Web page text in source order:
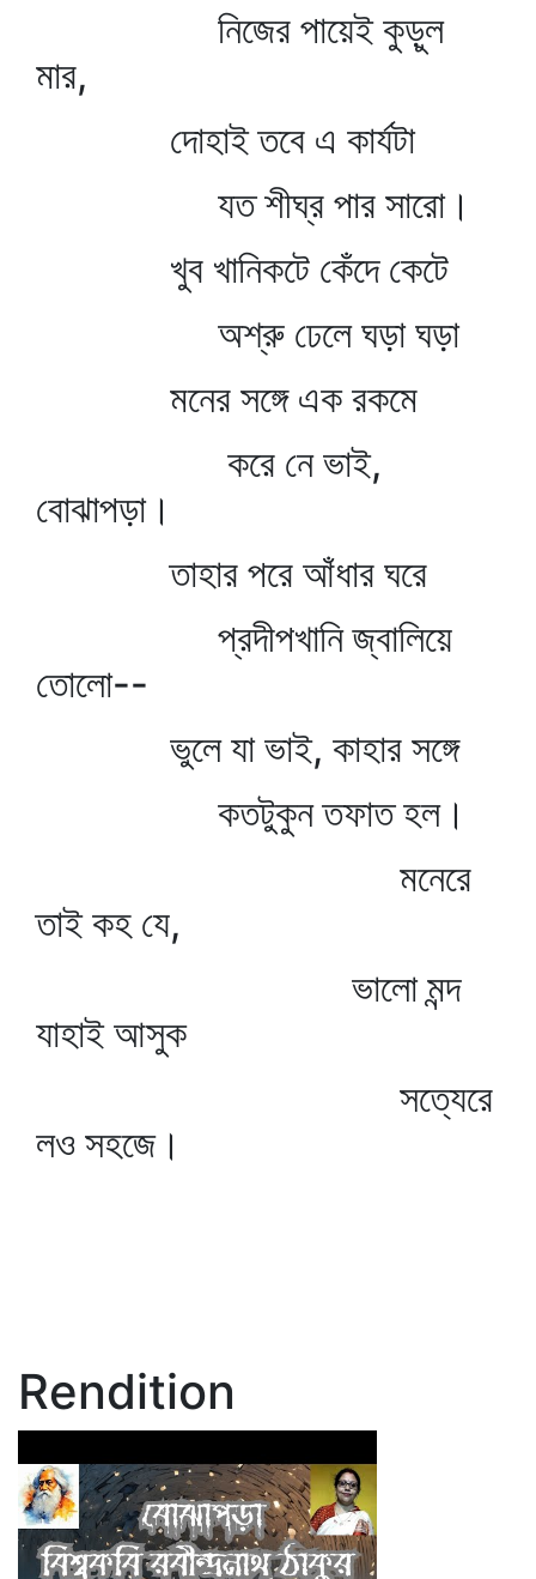
নিজের পায়েই কুড়ুল
মার,
দোহাই তবে এ কার্যটা
যত শীঘ্র পার সারো।
খুব খানিকটে কেঁদে কেটে
অশ্রু ঢেলে ঘড়া ঘড়া
মনের সঙ্গে এক রকমে
করে নে ভাই,
বোঝাপড়া।
তাহার পরে আঁধার ঘরে
প্রদীপখানি জ্বালিয়ে
তোলো--
ভুলে যা ভাই, কাহার সঙ্গে
কতটুকুন তফাত হল।
মনেরে
তাই কহ যে,
ভালো মন্দ
যাহাই আসুক
সত্যেরে
লও সহজে।
Rendition